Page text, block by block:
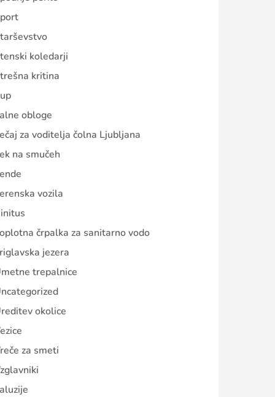
koledarji
kritina
obloge
za voditelja čolna Ljubljana
na smučeh
vozila
črpalka za sanitarno vodo
jezera
trepalnice
okolice
za smeti